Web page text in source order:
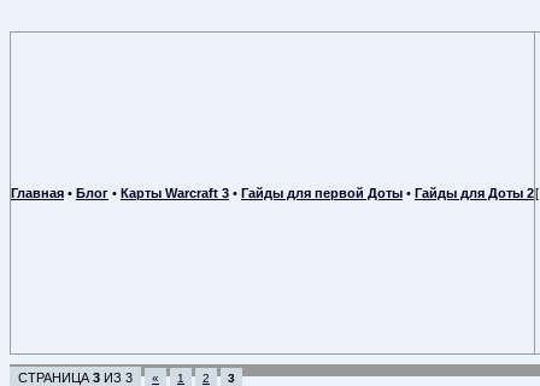
Главная • Блог • Карты Warcraft 3 • Гайды для первой Доты • Гайды для Доты 2
СТРАНИЦА 3 ИЗ 3 « 1 2 3